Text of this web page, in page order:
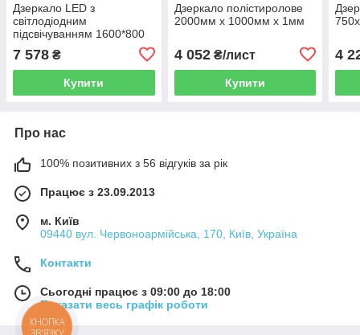
Дзеркало LED з
світлодіодним
підсвічуванням 1600*800
7 578 ₴
Купити
Дзеркало полістиролове
2000мм х 1000мм х 1мм
4 052₴/лист
Купити
4
Про нас
100% позитивних з 56 відгуків за рік
Працює з 23.09.2013
м. Київ
09440 вул. Червоноармійська, 170, Київ, Україна
Контакти
Сьогодні працює з 09:00 до 18:00
Показати весь графік роботи
КНОПКА